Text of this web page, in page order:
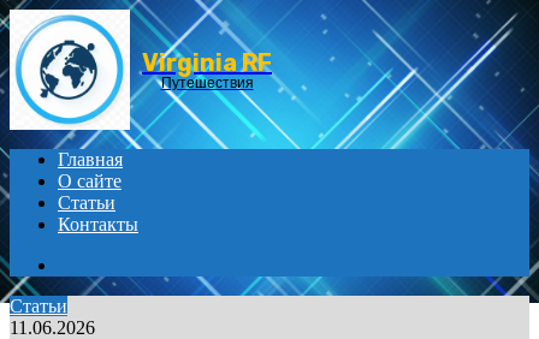
Menu
Virginia RF
Путешествия
Главная
О сайте
Статьи
Контакты
Статьи
11.06.2026